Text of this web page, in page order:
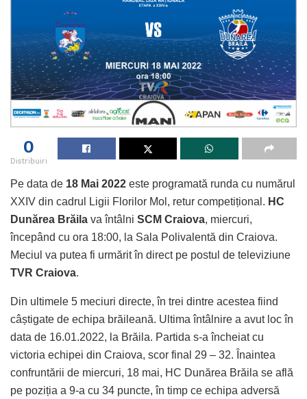
0
Distribuiri
Pe data de 18 Mai 2022 este programată runda cu numărul
XXIV din cadrul Ligii Florilor Mol, retur competițional. HC
Dunărea Brăila va întâlni SCM Craiova, miercuri,
începând cu ora 18:00, la Sala Polivalentă din Craiova.
Meciul va putea fi urmărit în direct pe postul de televiziune
TVR Craiova.
Din ultimele 5 meciuri directe, în trei dintre acestea fiind
câștigate de echipa brăileană. Ultima întâlnire a avut loc în
data de 16.01.2022, la Brăila. Partida s-a încheiat cu
victoria echipei din Craiova, scor final 29 – 32. Înaintea
confruntării de miercuri, 18 mai, HC Dunărea Brăila se află
pe poziția a 9-a cu 34 puncte, în timp ce echipa adversă